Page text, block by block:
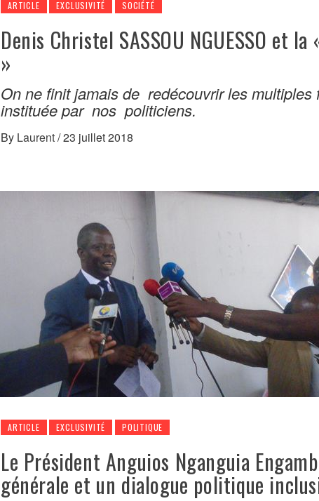
ARTICLE EXCLUSIVITÉ SOCIÉTÉ
Denis Christel SASSOU NGUESSO et
»
On ne finit jamais de redécouvrir les multiples
instituée par nos politiciens.
By Laurent/23 juillet 2018
ARTICLE EXCLUSIVITÉ POLITIQUE
Le Président Anguios Nganguia
générale et un dialogue politique